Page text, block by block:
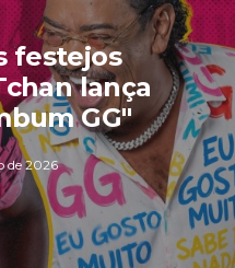
festejos
lança
GG"
de 2026